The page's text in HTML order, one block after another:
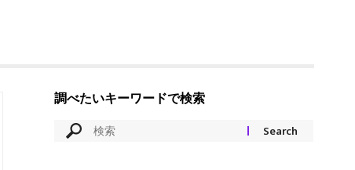
調べたいキーワードで検索